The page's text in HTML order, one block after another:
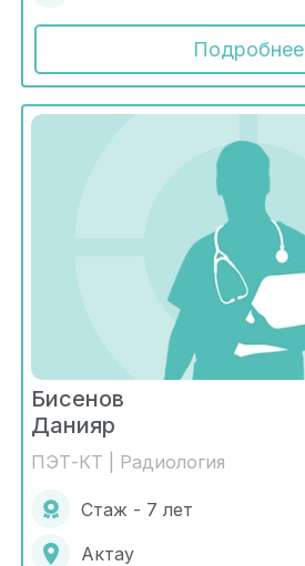
Подробнее
Бисенов
Данияр
ПЭТ-КТ | Радиология
Стаж - 7 лет
Актау